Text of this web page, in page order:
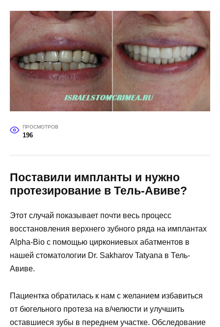
ПРОСМОТРОВ
196
Поставили импланты и нужно
протезирование в Тель-Авиве?
Этот случай показывает почти весь процесс
восстановления верхнего зубного ряда на имплантах
Alpha-Bio с помощью циркониевых абатментов в
нашей стоматологии Dr. Sakharov Tatyana в Тель-
Авиве.
Пациентка обратилась к нам с желанием избавиться
от бюгельного протеза на в/челюсти и улучшить
оставшиеся зубы в переднем участке. Обследование